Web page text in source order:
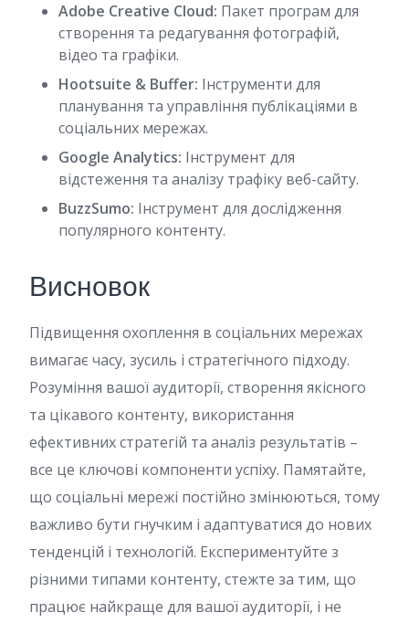
Adobe Creative Cloud: Пакет програм для
створення та редагування фотографій,
відео та графіки.
Hootsuite & Buffer: Інструменти для
планування та управління публікаціями в
соціальних мережах.
Google Analytics: Інструмент для
відстеження та аналізу трафіку веб-сайту.
BuzzSumo: Інструмент для дослідження
популярного контенту.
Висновок
Підвищення охоплення в соціальних мережах
вимагає часу, зусиль і стратегічного підходу.
Розуміння вашої аудиторії, створення якісного
та цікавого контенту, використання
ефективних стратегій та аналіз результатів –
все це ключові компоненти успіху. Памятайте,
що соціальні мережі постійно змінюються, тому
важливо бути гнучким і адаптуватися до нових
тенденцій і технологій. Експериментуйте з
різними типами контенту, стежте за тим, що
працює найкраще для вашої аудиторії, і не